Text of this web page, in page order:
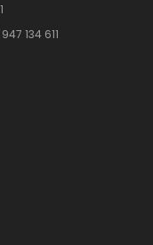
134 611